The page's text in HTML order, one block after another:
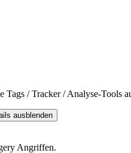
Tags / Tracker / Analyse-Tools
ausblenden
Angriffen.